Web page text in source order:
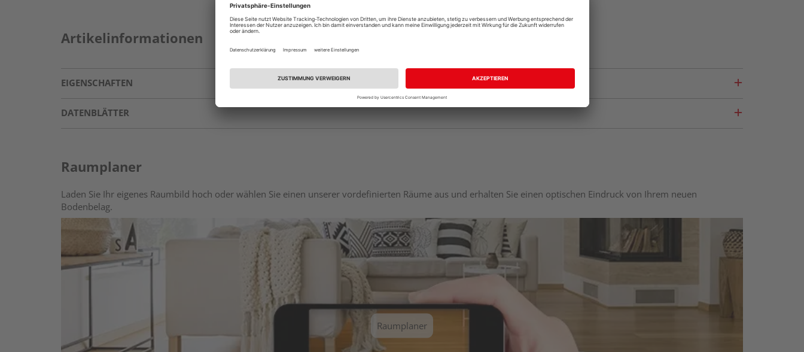
Artikelinformationen
EIGENSCHAFTEN
DATENBLÄTTER
Raumplaner
Laden Sie Ihr eigenes Raumbild hoch oder wählen Sie einen unserer vordefinierten Räume aus und erhalten Sie einen optischen Eindruck von Ihrem neuen
Bodenbelag.
Raumplaner